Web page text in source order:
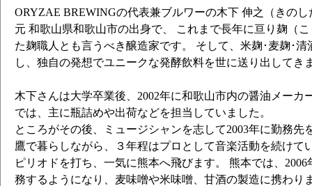
ORYZAE BREWINGの代表兼ブルワーの木下 伸之（きの
元 和歌山県和歌山市の出身で、 これまで長年に亘り麹（
た麹職人とも言うべき醸造家です。 そして、米麹･麦麹･
し、独自の発想でユニークな発酵飲料を世に送り出してき
木下さんは大学卒業後、2002年に和歌山市内の醤油メーカ
では、主に瓶詰めや出荷などを担当していました。
ところがその後、ミュージシャンを志して2003年に勤務先
鷹で暮らしながら、３年程はプロとして音楽活動を続けて
ピリオドを打ち、一気に熊本へ飛びます。 熊本では、
務するようになり、麦味噌や米味噌、甘酒の製造に携わり